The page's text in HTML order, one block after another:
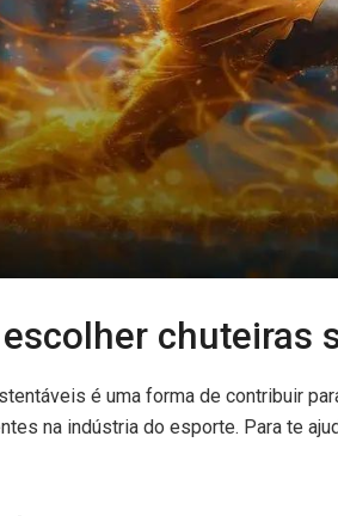
chuteiras
é uma forma de contribuir
na indústria do esporte. Para te